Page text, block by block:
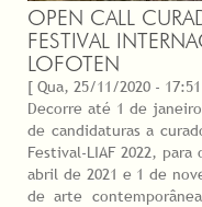
OPEN CALL
FESTIVAL
LOFOTEN
[ Qua, 25/11/2020 -
Decorre até 1 de
de candidaturas a
Festival-LIAF 2022,
abril de 2021 e 1 de
de arte